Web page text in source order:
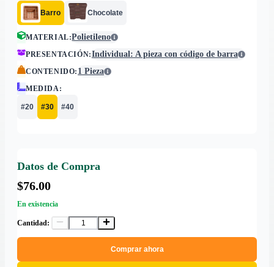
Barro Chocolate
MATERIAL:Polietileno
PRESENTACIÓN:Individual: A pieza con código de barra
CONTENIDO: 1 Pieza
MEDIDA:
#20 #30 #40
Datos de Compra
$76.00
En existencia
Cantidad:
Comprar ahora